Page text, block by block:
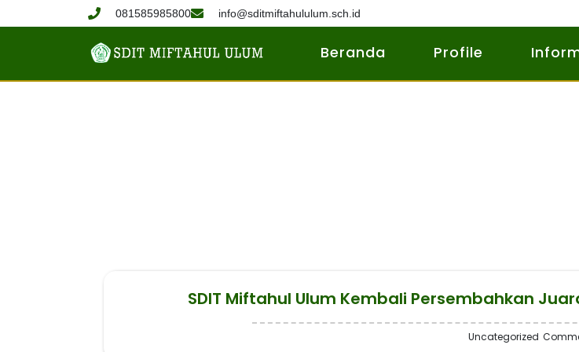
081585985800 info@sditmiftahululum.sch.id
Beranda Profile
SDIT Miftahul Ulum Kembali Persembahkan
Uncategorized